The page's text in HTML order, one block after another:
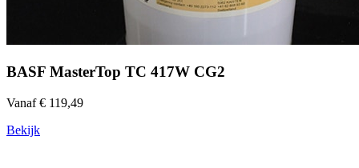
BASF MasterTop TC 417W CG2
Vanaf € 119,49
Bekijk